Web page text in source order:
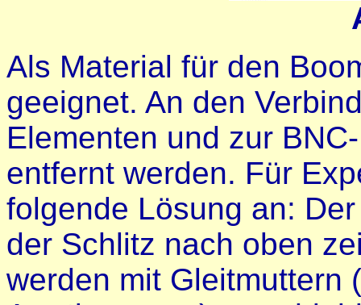
Als Material für den
geeignet. An den
Elementen und zur
entfernt werden. Für
folgende Lösung an:
der Schlitz nach oben
werden mit Gleitmuttern